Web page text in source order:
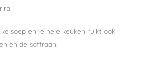
soep en je hele keuken ruikt ook
en de saffraan.